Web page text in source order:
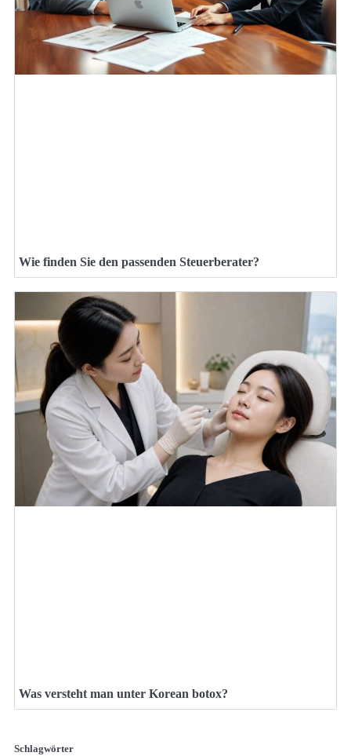
Wie finden Sie den passenden Steuerberater?
Was versteht man unter Korean botox?
Schlagwörter